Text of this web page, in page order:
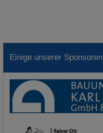
Einige unserer Sponsoren